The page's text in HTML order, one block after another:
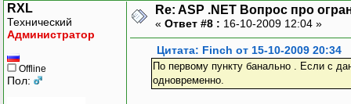
RXL
Технический
Администратор
Offline
Пол:
Re: ASP .NET Вопрос про
« Ответ #8 : 16-10-2009 12:04 »
Цитата: Finch от 15-10-2009 20:34
По первому пункту банально . Если с
одновременно.